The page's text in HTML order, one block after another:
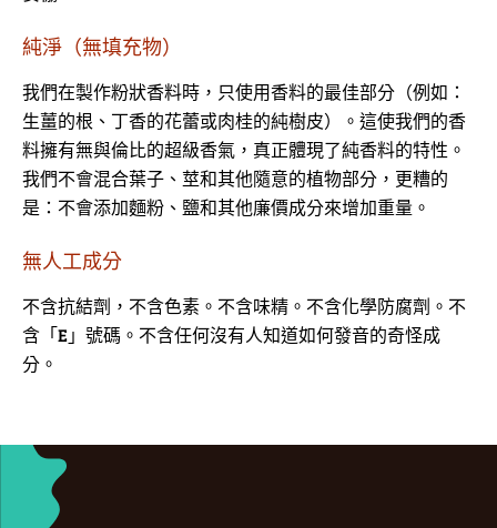
純淨（無填充物）
我們在製作粉狀香料時，只使用香料的最佳部分（例如：
生薑的根、丁香的花蕾或肉桂的純樹皮）。這使我們的香
料擁有無與倫比的超級香氣，真正體現了純香料的特性。
我們不會混合葉子、莖和其他隨意的植物部分，更糟的
是：不會添加麵粉、鹽和其他廉價成分來增加重量。
無人工成分
不含抗結劑，不含色素。不含味精。不含化學防腐劑。不
含「E」號碼。不含任何沒有人知道如何發音的奇怪成
分。